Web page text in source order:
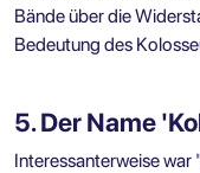
Bände über die
Bedeutung des
5. Der Name
Interessanterweise